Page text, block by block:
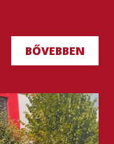
BŐVEBBEN